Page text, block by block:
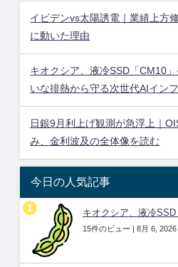
イビデンvs太陽誘電｜業績上方
に動いた理由
キオクシア、液冷SSD「CM10
いな排熱から守る次世代AIイン
日銀9月利上げ観測が急浮上｜
み、金利波及の全体像を読む
今日の人気記事
キオクシア、液冷
15件のビュー | 8月 6,